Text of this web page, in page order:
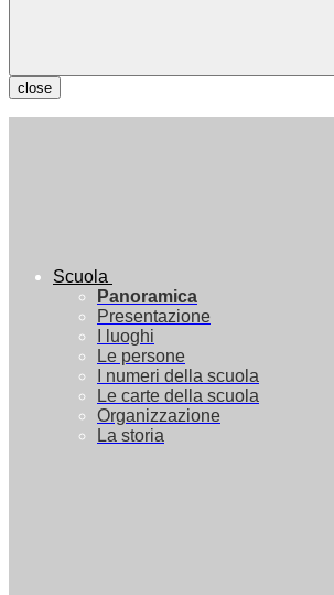
close
Scuola
Panoramica
Presentazione
I luoghi
Le persone
I numeri della scuola
Le carte della scuola
Organizzazione
La storia